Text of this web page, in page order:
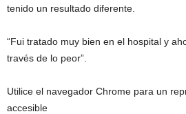
tenido un resultado diferente.
“Fui tratado muy bien en el hospital y
través de lo peor”.
Utilice el navegador Chrome para un
accesible